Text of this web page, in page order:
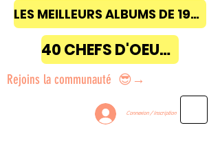
LES MEILLEURS ALBUMS DE 1968 à 2018
40 CHEFS D'OEUVRE
Rejoins la communauté 😎→
Connexion / Inscription